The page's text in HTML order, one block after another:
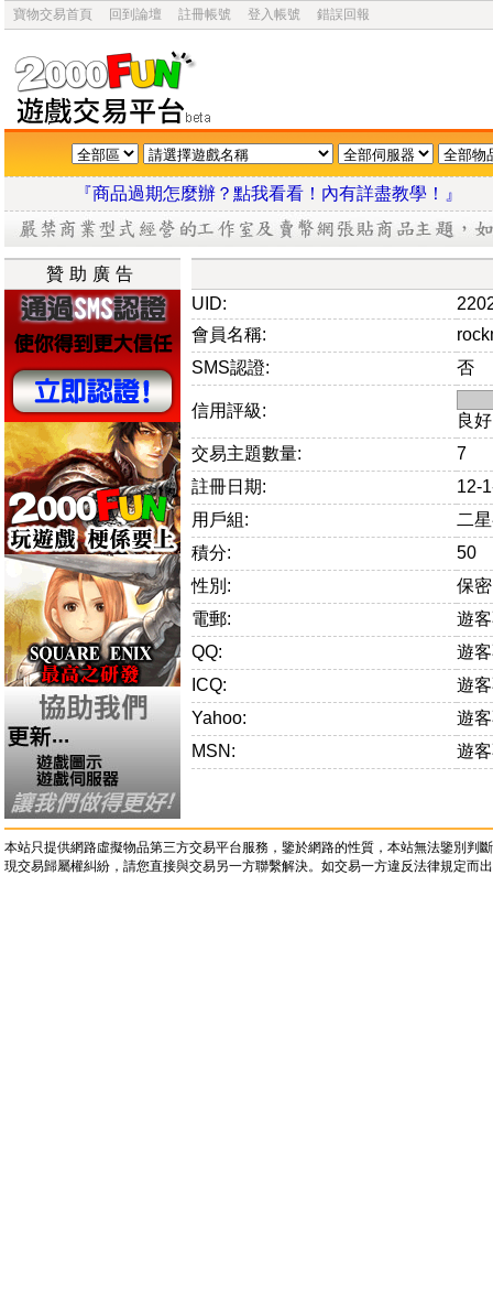
寶物交易首頁 回到論壇 註冊帳號 登入帳號 錯誤回報
『商品過期怎麼辦？點我看看！內有詳盡教學
贊助廣告
UID:
會員名稱:
SMS認證:
否
信用評級:
良
交易主題數量:
7
註冊日期:
12-
用戶組:
二
積分:
50
性別:
保密
電郵:
遊
QQ:
遊
ICQ:
遊
Yahoo:
遊
MSN:
遊
本站只提供網路虛擬物品第三方交易平台服務，鑒於網路的性質，本站無法鑒別
現交易歸屬權糾紛，請您直接與交易另一方聯繫解決。如交易一方違反法律規定